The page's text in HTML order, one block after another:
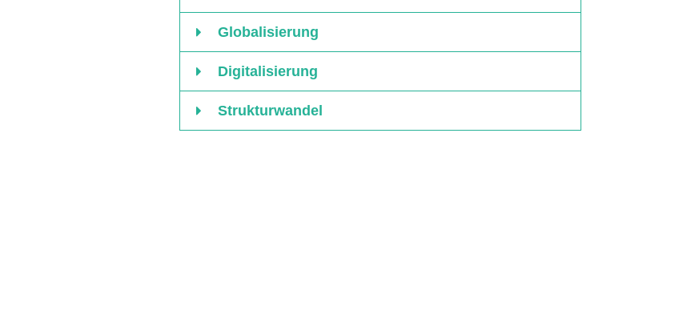
Globalisierung
Digitalisierung
Strukturwandel